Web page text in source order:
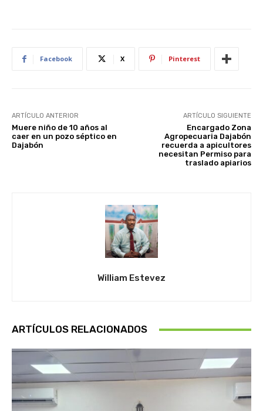
Facebook X Pinterest
ARTÍCULO ANTERIOR
Muere niño de 10 años al
caer en un pozo séptico en
Dajabón
ARTÍCULO SIGUIENTE
Encargado Zona
Agropecuaria Dajabón
recuerda a apicultores
necesitan Permiso para
traslado apiarios
William Estevez
ARTÍCULOS RELACIONADOS